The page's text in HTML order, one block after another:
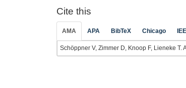
Cite this
AMA APA BibTeX Chicago
Schöppner V, Zimmer D, Knoop F, Lieneke T.